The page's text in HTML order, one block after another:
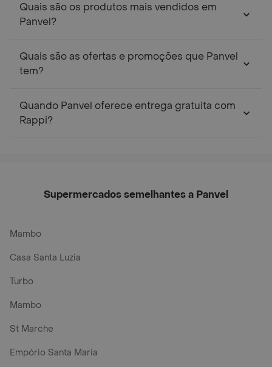
Quais são os produtos mais vendidos em
Panvel?
Quais são as ofertas e promoções que Panvel
tem?
Quando Panvel oferece entrega gratuita com
Rappi?
Supermercados semelhantes a Panvel
Mambo
Casa Santa Luzia
Turbo
Mambo
St Marche
Empório Santa Maria